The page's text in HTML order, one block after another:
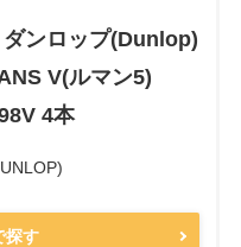
ダンロップ(Dunlop)
V(ルマン5)
4本
探す